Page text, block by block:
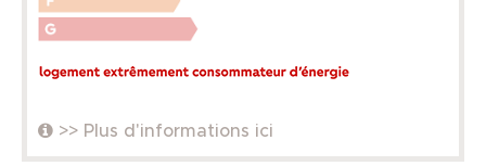
>> Plus d'informations ici